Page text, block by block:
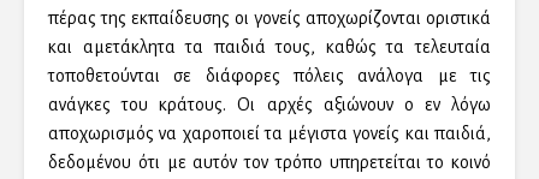
πέρας της εκπαίδευσης οι γονείς αποχωρίζονται οριστικά
και αμετάκλητα τα παιδιά τους, καθώς τα τελευταία
τοποθετούνται σε διάφορες πόλεις ανάλογα με τις
ανάγκες του κράτους. Οι αρχές αξιώνουν ο εν λόγω
αποχωρισμός να χαροποιεί τα μέγιστα γονείς και παιδιά,
δεδομένου ότι με αυτόν τον τρόπο υπηρετείται το κοινό